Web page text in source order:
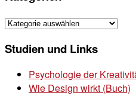
Kategorien
Studien und Links
Psychologie der
Wie Design wirkt (Buch)